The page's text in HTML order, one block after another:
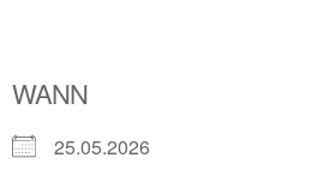
WANN
25.05.2026